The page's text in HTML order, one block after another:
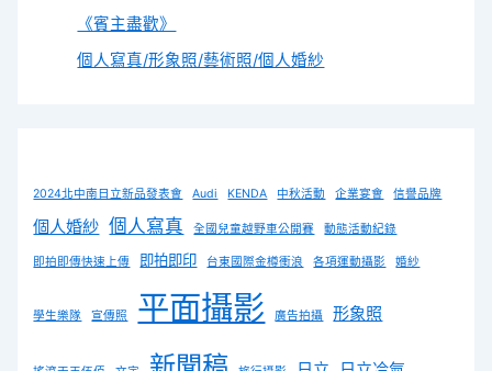
《賓主盡歡》
個人寫真/形象照/藝術照/個人婚紗
2024北中南日立新品發表會 Audi KENDA 中秋活動 企業宴會 信譽品牌
個人婚紗 個人寫真 全國兒童越野車公開賽 動態活動紀錄
即拍即傳快速上傳 即拍即印 台東國際金樽衝浪 各項運動攝影 婚紗
學生樂隊 宣傳照 平面攝影 廣告拍攝 形象照